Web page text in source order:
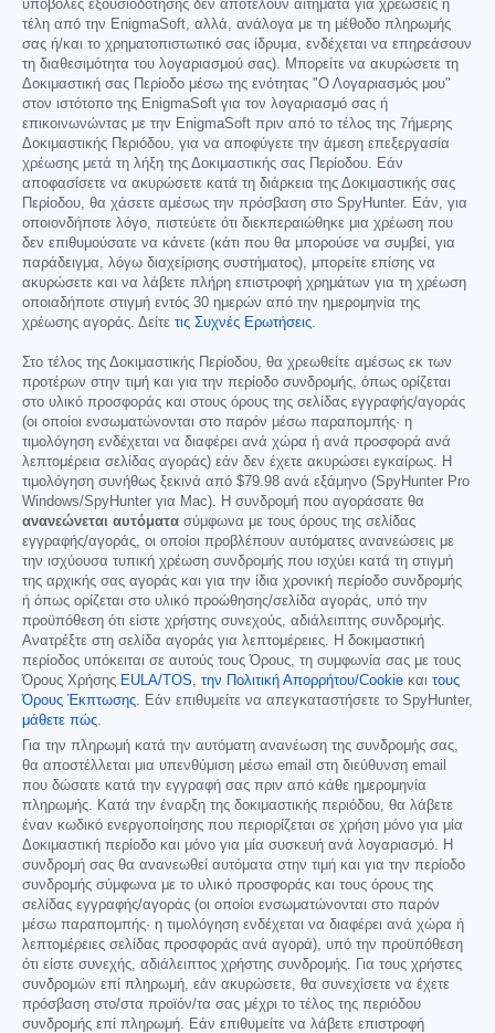
υποβολές εξουσιοδότησης δεν αποτελούν αιτήματα για χρεώσεις ή
τέλη από την EnigmaSoft, αλλά, ανάλογα με τη μέθοδο πληρωμής
σας ή/και το χρηματοπιστωτικό σας ίδρυμα, ενδέχεται να επηρεάσουν
τη διαθεσιμότητα του λογαριασμού σας). Μπορείτε να ακυρώσετε τη
Δοκιμαστική σας Περίοδο μέσω της ενότητας "Ο Λογαριασμός μου"
στον ιστότοπο της EnigmaSoft για τον λογαριασμό σας ή
επικοινωνώντας με την EnigmaSoft πριν από το τέλος της 7ήμερης
Δοκιμαστικής Περιόδου, για να αποφύγετε την άμεση επεξεργασία
χρέωσης μετά τη λήξη της Δοκιμαστικής σας Περίοδου. Εάν
αποφασίσετε να ακυρώσετε κατά τη διάρκεια της Δοκιμαστικής σας
Περίοδου, θα χάσετε αμέσως την πρόσβαση στο SpyHunter. Εάν, για
οποιονδήποτε λόγο, πιστεύετε ότι διεκπεραιώθηκε μια χρέωση που
δεν επιθυμούσατε να κάνετε (κάτι που θα μπορούσε να συμβεί, για
παράδειγμα, λόγω διαχείρισης συστήματος), μπορείτε επίσης να
ακυρώσετε και να λάβετε πλήρη επιστροφή χρημάτων για τη χρέωση
οποιαδήποτε στιγμή εντός 30 ημερών από την ημερομηνία της
χρέωσης αγοράς. Δείτε τις Συχνές Ερωτήσεις
Στο τέλος της Δοκιμαστικής Περίοδου, θα χρεωθείτε αμέσως εκ των
προτέρων στην τιμή και για την περίοδο συνδρομής, όπως ορίζεται
στο υλικό προσφοράς και στους όρους της σελίδας εγγραφής/αγοράς
(οι οποίοι ενσωματώνονται στο παρόν μέσω παραπομπής· η
τιμολόγηση ενδέχεται να διαφέρει ανά χώρα ή ανά προσφορά ανά
λεπτομέρεια σελίδας αγοράς) εάν δεν έχετε ακυρώσει εγκαίρως. Η
τιμολόγηση συνήθως ξεκινά από $79.98 ανά εξάμηνο (SpyHunter Pro
Windows/SpyHunter για Mac). Η συνδρομή που αγοράσατε θα
ανανεώνεται αυτόματα σύμφωνα με τους όρους της σελίδας
εγγραφής/αγοράς, οι οποίοι προβλέπουν αυτόματες ανανεώσεις με
την ισχύουσα τυπική χρέωση συνδρομής που ισχύει κατά τη στιγμή
της αρχικής σας αγοράς και για την ίδια χρονική περίοδο συνδρομής
ή όπως ορίζεται στο υλικό προώθησης/σελίδα αγοράς, υπό την
προϋπόθεση ότι είστε χρήστης συνεχούς, αδιάλειπτης συνδρομής.
Ανατρέξτε στη σελίδα αγοράς για λεπτομέρειες. Η δοκιμαστική
περίοδος υπόκειται σε αυτούς τους Όρους, τη συμφωνία σας με τους
Όρους Χρήσης EULA/TOS την Πολιτική Απορρήτου/Cookie και τους
Όρους Έκπτωσης . Εάν επιθυμείτε να απεγκαταστήσετε το SpyHunter,
μάθετε πώς
Για την πληρωμή κατά την αυτόματη ανανέωση της συνδρομής σας,
θα αποστέλλεται μια υπενθύμιση μέσω email στη διεύθυνση email
που δώσατε κατά την εγγραφή σας πριν από κάθε ημερομηνία
πληρωμής. Κατά την έναρξη της δοκιμαστικής περιόδου, θα λάβετε
έναν κωδικό ενεργοποίησης που περιορίζεται σε χρήση μόνο για μία
Δοκιμαστική περίοδο και μόνο για μία συσκευή ανά λογαριασμό. Η
συνδρομή σας θα ανανεωθεί αυτόματα στην τιμή και για την περίοδο
συνδρομής σύμφωνα με το υλικό προσφοράς και τους όρους της
σελίδας εγγραφής/αγοράς (οι οποίοι ενσωματώνονται στο παρόν
μέσω παραπομπής· η τιμολόγηση ενδέχεται να διαφέρει ανά χώρα ή
λεπτομέρειες σελίδας προσφοράς ανά αγορά), υπό την προϋπόθεση
ότι είστε συνεχής, αδιάλειπτος χρήστης συνδρομής. Για τους χρήστες
συνδρομών επί πληρωμή, εάν ακυρώσετε, θα συνεχίσετε να έχετε
πρόσβαση στο/στα προϊόν/τα σας μέχρι το τέλος της περιόδου
συνδρομής επί πληρωμή. Εάν επιθυμείτε να λάβετε επιστροφή